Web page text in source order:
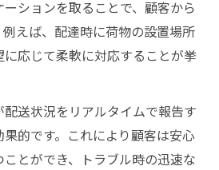
ションを取ることで、顧客から
えば、配達時に荷物の設置場所
応じて柔軟に対応することが挙
送状況をリアルタイムで報告す
的です。これにより顧客は安心
とができ、トラブル時の迅速な